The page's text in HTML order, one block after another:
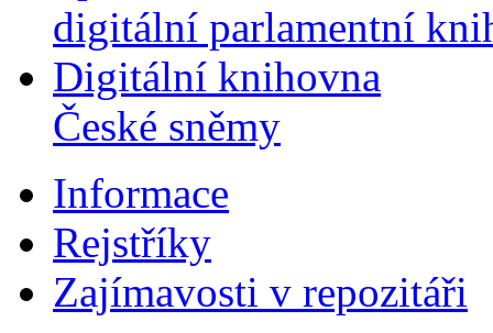
digitální parlamentní
Digitální knihovna
České sněmy
Informace
Rejstříky
Zajímavosti v repozitáři